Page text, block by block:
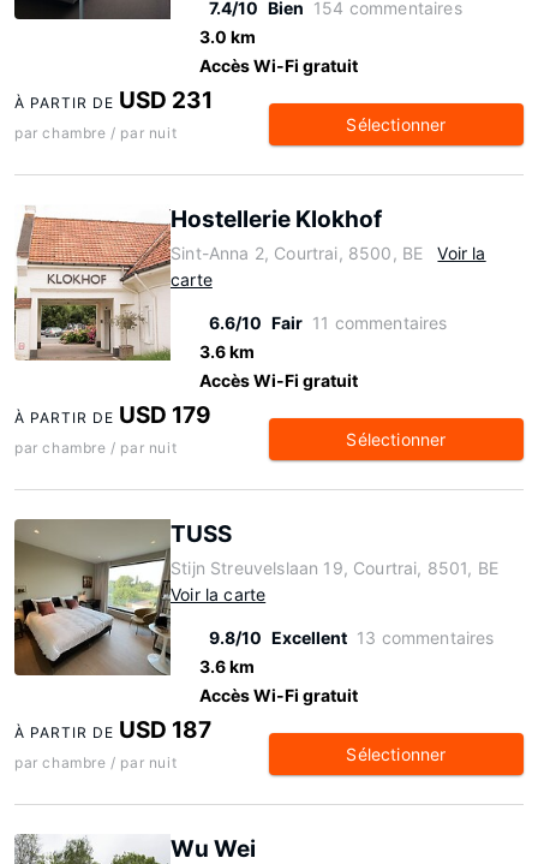
7.4/10 Bien 154 commentaires
3.0 km
Accès Wi-Fi gratuit
À PARTIR DE USD 231
par chambre / par nuit Sélectionner
Hostellerie Klokhof
Sint-Anna 2, Courtrai, 8500, BE
Voir la
carte
6.6/10 Fair 11 commentaires
3.6 km
Accès Wi-Fi gratuit
À PARTIR DE USD 179
par chambre / par nuit Sélectionner
TUSS
Stijn Streuvelslaan 19, Courtrai, 8501, BE
Voir la carte
9.8/10 Excellent 13 commentaires
3.6 km
Accès Wi-Fi gratuit
À PARTIR DE USD 187
par chambre / par nuit Sélectionner
Wu Wei